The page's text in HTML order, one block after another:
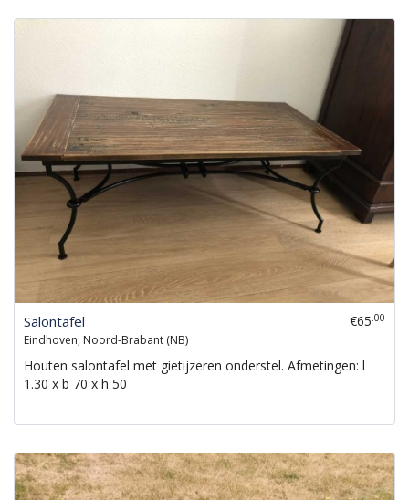
€65.00
Salontafel
Eindhoven, Noord-Brabant (NB)
Houten salontafel met gietijzeren onderstel. Afmetingen: l
1.30 x b 70 x h 50